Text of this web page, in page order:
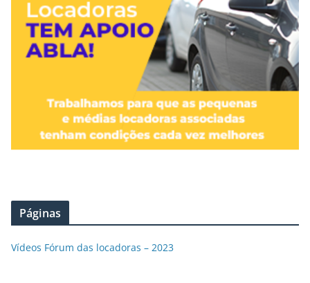
Páginas
Vídeos Fórum das locadoras – 2023